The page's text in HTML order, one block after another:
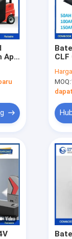
EV
Penyimpanan Energi
Gelang
App
CLF
MOQ: